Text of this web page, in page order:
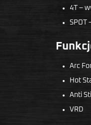
4T –
SPOT
Arc
Hot
Anti
VRD